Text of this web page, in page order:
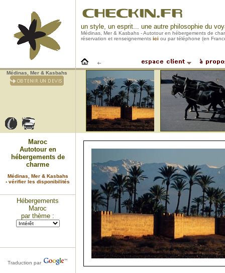
un style, un esprit... une autre philosophie du
Médinas, Mer & Kasbahs - Autotour en hébergements de
réservation et renseignements ici ou par téléphone (en
Médinas, Mer & Kasbahs
Maroc
Autotour en
hébergements de
charme
Médinas, Mer & Kasbahs
› vérifier les disponibilités
Hébergements
Maroc
par thème :
Traduction par